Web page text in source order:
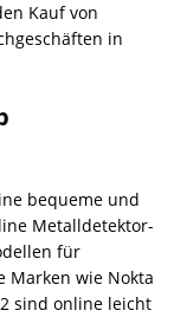
Kauf von
in
bequeme und
Metalldetektor-
für
Marken wie Nokta
sind online leicht